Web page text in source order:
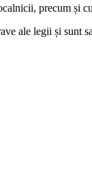
precum și
ale legii și sunt